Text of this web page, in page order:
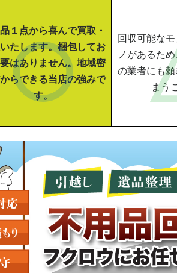
１点から喜んで買取・
たします。梱包してお
はありません。地域密
らできる当店の強みで
す。
回収可能な
ノがあるた
の業者にも
まう